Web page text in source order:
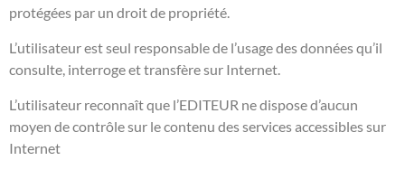
protégées par un droit de propriété.
L’utilisateur est seul responsable de l’usage des données qu’il
consulte, interroge et transfère sur Internet.
L’utilisateur reconnaît que l’EDITEUR ne dispose d’aucun
moyen de contrôle sur le contenu des services accessibles sur
Internet